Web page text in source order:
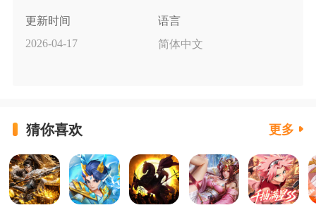
更新时间
2026-04-17
语言
简体中文
猜你喜欢 更多